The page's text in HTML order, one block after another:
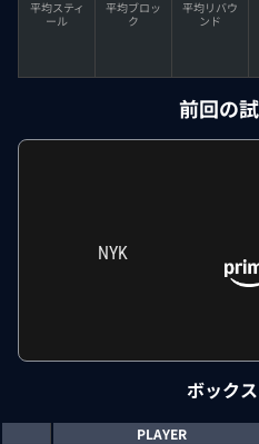
平均スティ
ール
平均ブロッ
ク
平均リバウ
ンド
前回の
NYK
ボック
PLAYER